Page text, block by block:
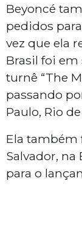
Beyoncé
pedidos
vez que ela
Brasil foi em
turnê “The
passando
Paulo, Rio
Ela também
Salvador, na
para o